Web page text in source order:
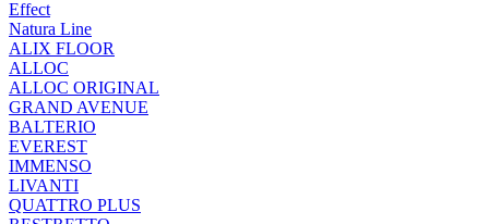
Effect
Natura Line
ALIX FLOOR
ALLOC
ALLOC ORIGINAL
GRAND AVENUE
BALTERIO
EVEREST
IMMENSO
LIVANTI
QUATTRO PLUS